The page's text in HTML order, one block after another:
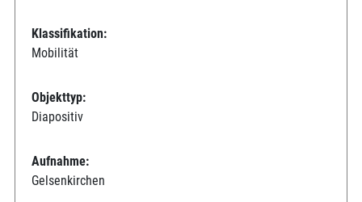
Klassifikation:
Mobilität
Objekttyp:
Diapositiv
Aufnahme:
Gelsenkirchen